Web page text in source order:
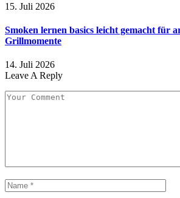
15. Juli 2026
Smoken lernen basics leicht gemacht für
Grillmomente
14. Juli 2026
Leave A Reply